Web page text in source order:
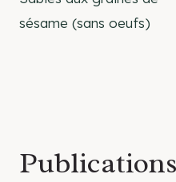
de
sésame (sans oeufs)